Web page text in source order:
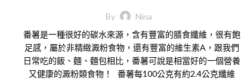
By
Nina
番薯是一種很好的碳水來源，含有豐富的膳食纖維，很有飽
足感，屬於非精緻澱粉食物，還有豐富的維生素A，跟我們
日常吃的飯、麵、麵包相比，番薯可說是相當好的一個營養
又健康的澱粉類食物！ 番薯每100公克有約2.4公克纖維